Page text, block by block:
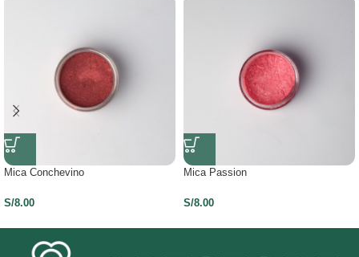
Mica Conchevino
S/8.00
Mica Passion
S/8.00